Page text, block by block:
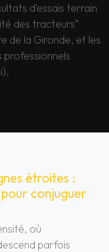
d’essais terrain
des tracteurs”
de la Gironde, et les
professionnels
étroites :
conjuguer
où
parfois